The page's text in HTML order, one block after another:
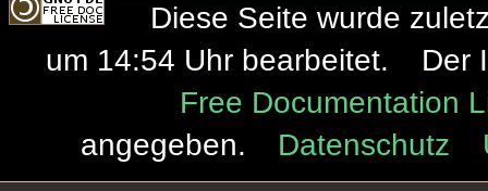
Diese Seite wurde
um 14:54 Uhr bearbeitet.
Der
Free Documentation
angegeben.
Datenschutz